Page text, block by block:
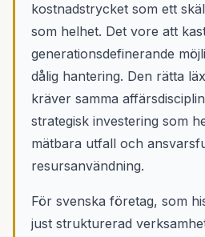
kostnadstrycket som ett
som helhet. Det vore att
generationsdefinerande
dålig hantering. Den rätta
kräver samma
strategisk investering som
mätbara utfall och
resursanvändning.
För svenska företag, som
just strukturerad